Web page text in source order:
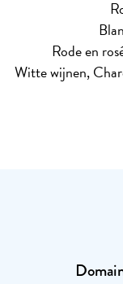
Rode en
Witte wijnen,